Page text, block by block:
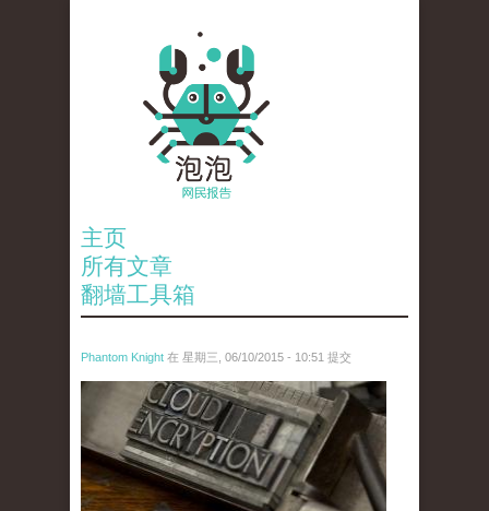
主页
所有文章
翻墙工具箱
Phantom Knight 在 星期三, 06/10/2015 - 10:51 提交
11406975556_7082aeaa86_z.jpg